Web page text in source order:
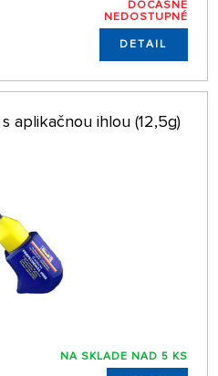
DOČASNE
NEDOSTUPNÉ
DETAIL
aplikačnou ihlou (12,5g)
NA SKLADE NAD 5 KS